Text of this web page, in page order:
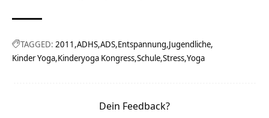
TAGGED: 2011 ADHS ADS Entspannung Jugendliche
Kinder Yoga Kinderyoga Kongress Schule Stress Yoga
Dein Feedback?